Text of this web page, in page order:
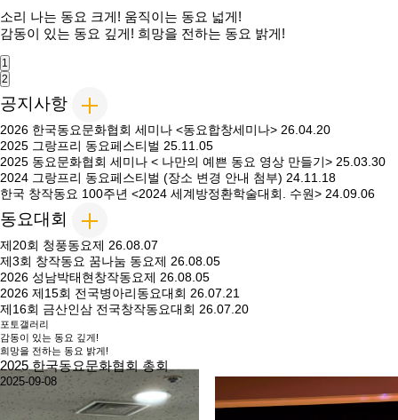
소리 나는 동요 크게! 움직이는 동요 넓게!
감동이 있는 동요 깊게! 희망을 전하는 동요 밝게!
1
2
공지사항
2026 한국동요문화협회 세미나 <동요합창세미나> 26.04.20
2025 그랑프리 동요페스티벌 25.11.05
2025 동요문화협회 세미나 < 나만의 예쁜 동요 영상 만들기> 25.03.30
2024 그랑프리 동요페스티벌 (장소 변경 안내 첨부) 24.11.18
한국 창작동요 100주년 <2024 세계방정환학술대회. 수원> 24.09.06
동요대회
제20회 청풍동요제 26.08.07
제3회 창작동요 꿈나눔 동요제 26.08.05
2026 성남박태현창작동요제 26.08.05
2026 제15회 전국병아리동요대회 26.07.21
제16회 금산인삼 전국창작동요대회 26.07.20
포토갤러리
감동이 있는 동요 깊게!
희망을 전하는 동요 밝게!
2025 한국동요문화협회 총회
2025-09-08